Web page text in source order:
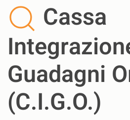
Cassa
Guadagni
(C.I.G.O.)